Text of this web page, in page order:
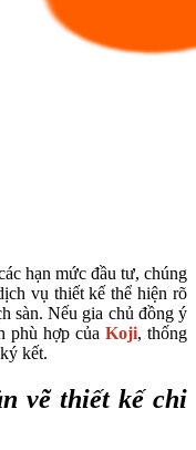
hạn mức đầu tư, chúng
vụ thiết kế thể hiện rõ
sàn. Nếu gia chủ đồng ý
phù hợp củaKoji, thống
kết.
vẽ thiết kế chi